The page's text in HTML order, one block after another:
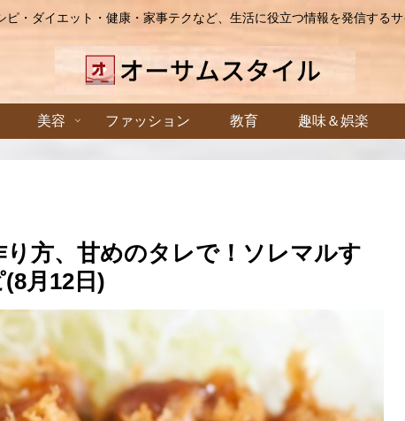
ピ・ダイエット・健康・家事テクなど、生活に役立つ情報を発信するサ
美容 ファッション 教育 趣味＆娯楽
り方、甘めのタレで！ソレマルす
月12日)